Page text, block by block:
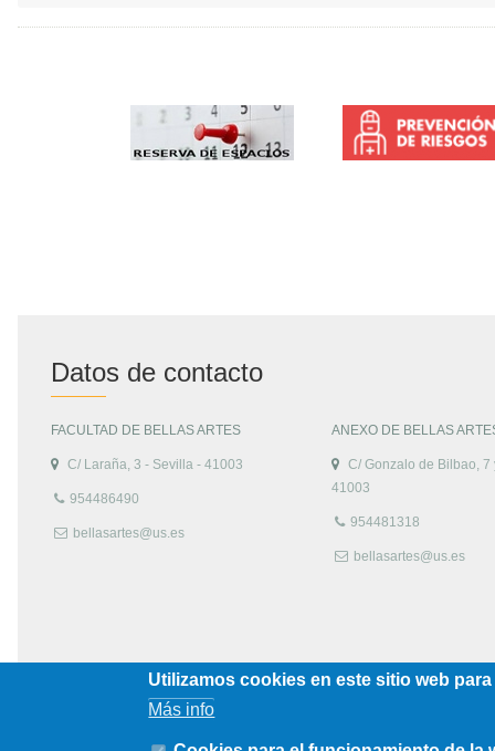
Datos de contacto
FACULTAD DE BELLAS ARTES
C/ Laraña, 3 - Sevilla - 41003
954486490
bellasartes@us.es
ANEXO DE BELLAS
C/ Gonzalo de Bilbao, 7
41003
954481318
bellasartes@us.es
Utilizamos cookies en este sitio web
Más info